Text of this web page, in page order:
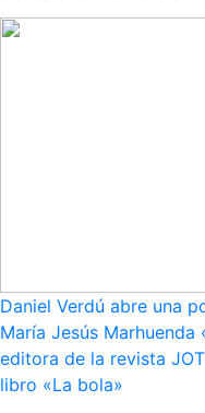
Daniel Verdú abre una
María Jesús
editora de la revista
libro «La bola»